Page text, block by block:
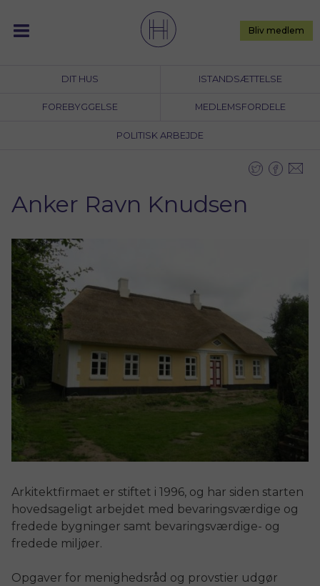
content
DIT HUS ISTANDSÆTTELSE
FOREBYGGELSE MEDLEMSFORDELE
POLITISK ARBEJDE
Bliv medlem
Anker Ravn Knudsen
Arkitektfirmaet er stiftet i 1996, og har siden starten
hovedsageligt arbejdet med bevaringsværdige og
fredede bygninger samt bevaringsværdige- og
fredede miljøer.
Opgaver for menighedsråd og provstier udgør